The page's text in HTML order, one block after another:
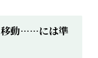
移動……には準